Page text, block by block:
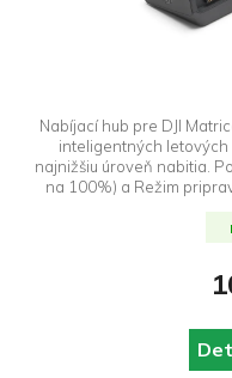
Nabíjací hub pre DJI
inteligentných
najnižšiu úroveň nabitia.
na 100%) a Režim